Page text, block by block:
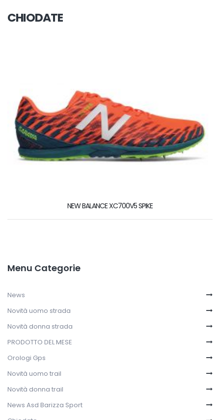
CHIODATE
NEW BALANCE XC700V5 SPIKE
Menu Categorie
News
Novità uomo strada
Novità donna strada
PRODOTTO DEL MESE
Orologi Gps
Novità uomo trail
Novità donna trail
News Asd Barizza Sport